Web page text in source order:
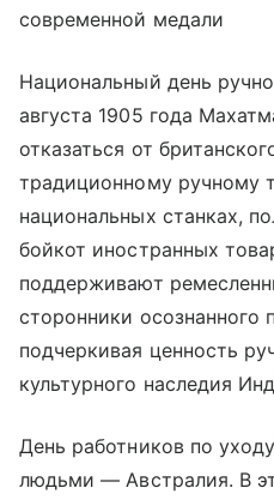
современной медали
Национальный день
августа 1905 года
отказаться от
традиционному ручному
национальных станках,
бойкот иностранных
поддерживают
сторонники осознанного
подчеркивая ценность
культурного наследия
День работников по
людьми — Австралия. В